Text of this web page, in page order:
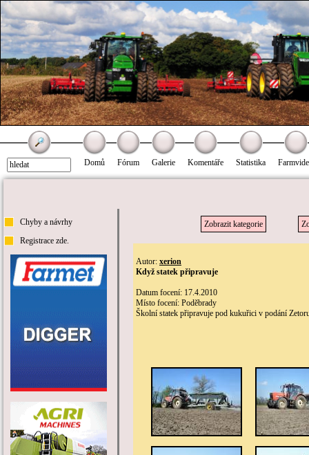
Domů Fórum Galerie Komentáře Statistika
Chyby a návrhy
Registrace zde.
Zobrazit kategorie
Autor: xerion
Když statek připravuje
Datum focení: 17.4.2010
Místo focení: Poděbrady
Školní statek připravuje pod kukuřici v podání